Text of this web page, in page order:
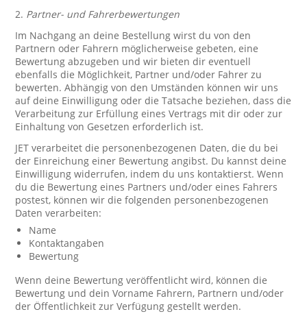
2. Partner- und Fahrerbewertungen
Im Nachgang an deine Bestellung wirst du von den
Partnern oder Fahrern möglicherweise gebeten, eine
Bewertung abzugeben und wir bieten dir eventuell
ebenfalls die Möglichkeit, Partner und/oder Fahrer zu
bewerten. Abhängig von den Umständen können wir uns
auf deine Einwilligung oder die Tatsache beziehen, dass die
Verarbeitung zur Erfüllung eines Vertrags mit dir oder zur
Einhaltung von Gesetzen erforderlich ist.
JET verarbeitet die personenbezogenen Daten, die du bei
der Einreichung einer Bewertung angibst. Du kannst deine
Einwilligung widerrufen, indem du uns kontaktierst. Wenn
du die Bewertung eines Partners und/oder eines Fahrers
postest, können wir die folgenden personenbezogenen
Daten verarbeiten:
Name
Kontaktangaben
Bewertung
Wenn deine Bewertung veröffentlicht wird, können die
Bewertung und dein Vorname Fahrern, Partnern und/oder
der Öffentlichkeit zur Verfügung gestellt werden.